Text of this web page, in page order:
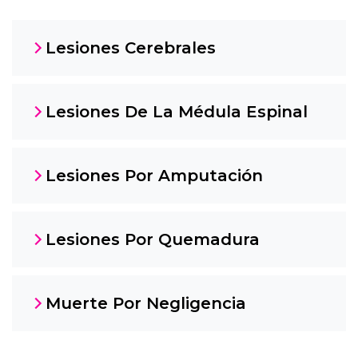
Lesiones Cerebrales
Lesiones De La Médula Espinal
Lesiones Por Amputación
Lesiones Por Quemadura
Muerte Por Negligencia